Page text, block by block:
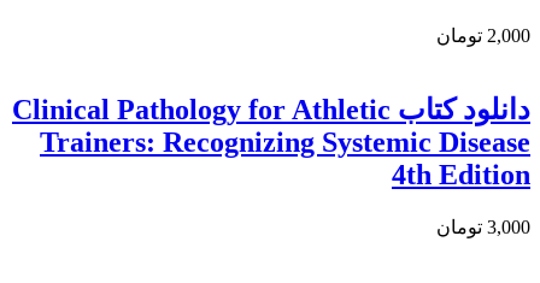
2,000 تومان
دانلود کتاب Clinical Pathology for Athletic
Trainers: Recognizing Systemic Disease
4th Edition
3,000 تومان